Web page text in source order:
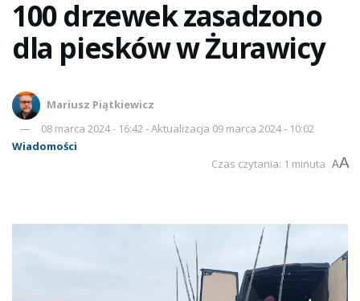
100 drzewek zasadzono
dla piesków w Żurawicy
Mariusz Piątkiewicz
08 marca 2024 - 16:42 - Aktualizacja 09 marca 2024 - 10:02
Wiadomości
Czas czytania: 1 minuta AA